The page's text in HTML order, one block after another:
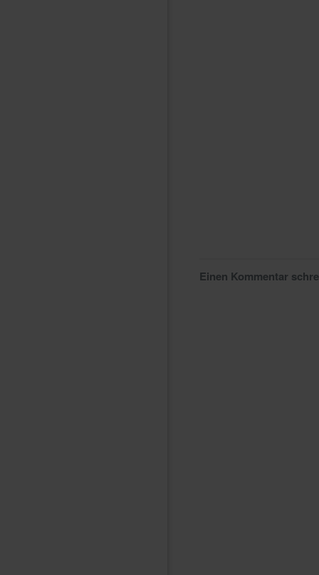
Einen Kommentar